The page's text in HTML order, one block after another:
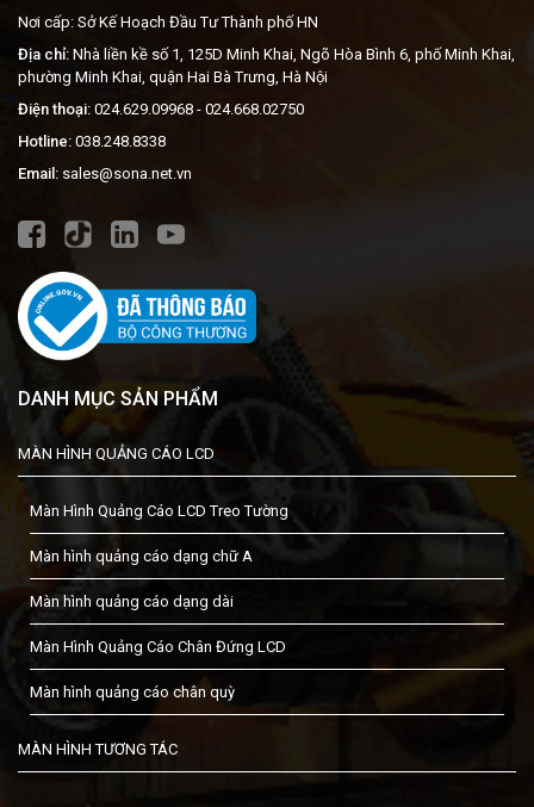
Nơi cấp: Sở Kế Hoạch Đầu Tư Thành phố HN
Địa chỉ: Nhà liền kề số 1, 125D Minh Khai, Ngõ Hòa Bình 6, phố Minh Khai,
phường Minh Khai, quận Hai Bà Trưng, Hà Nội
Điện thoại: 024.629.09968 - 024.668.02750
Hotline: 038.248.8338
Email: sales@sona.net.vn
DANH MỤC SẢN PHẨM
MÀN HÌNH QUẢNG CÁO LCD
Màn Hình Quảng Cáo LCD Treo Tường
Màn hình quảng cáo dạng chữ A
Màn hình quảng cáo dạng dài
Màn Hình Quảng Cáo Chân Đứng LCD
Màn hình quảng cáo chân quỳ
MÀN HÌNH TƯƠNG TÁC